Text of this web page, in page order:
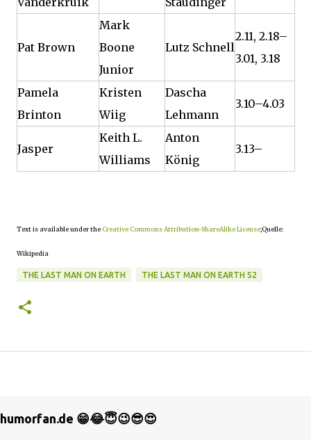
Pat Brown
Mark
Boone
Junior
Lutz Schnell
2.11, 2.18–
3.01, 3.18
Pamela
Brinton
Kristen
Wiig
Dascha
Lehmann
3.10–4.03
Jasper
Keith L.
Williams
Anton
König
3.13–
Text is available under the Creative Commons Attribution-ShareAlike License;Quelle:
Wikipedia
THE LAST MAN ON EARTH THE LAST MAN ON EARTH S2
humorfan.de 😁😂😇😉😎😍